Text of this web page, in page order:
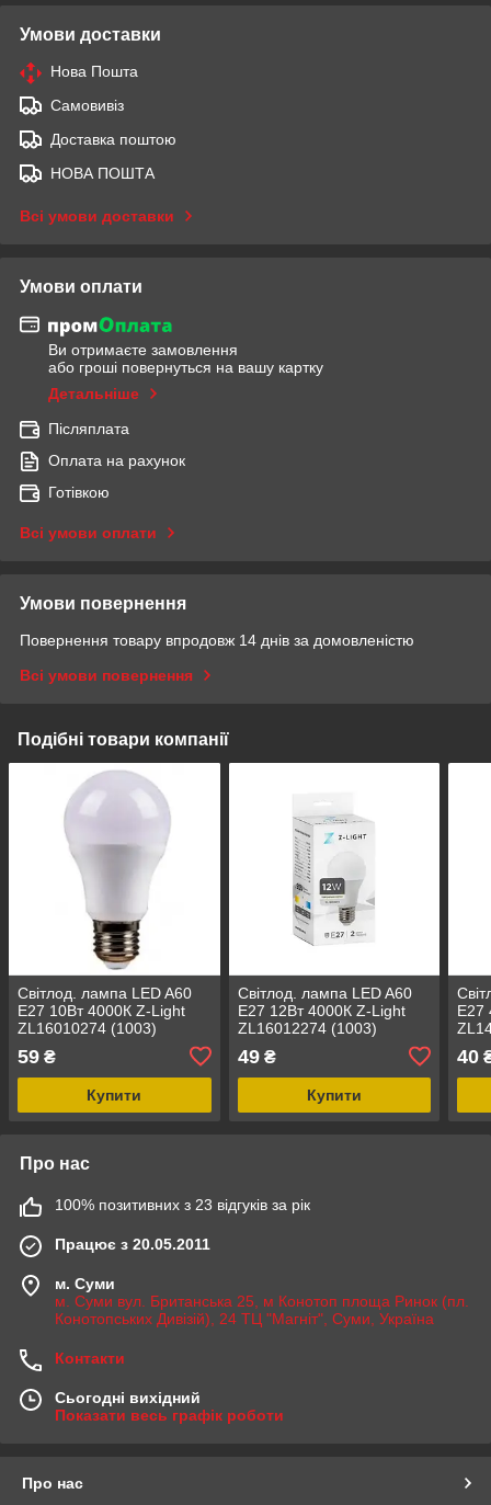
Умови доставки
Нова Пошта
Самовивіз
Доставка поштою
НОВА ПОШТА
Всі умови доставки
Умови оплати
Ви отримаєте замовлення
або гроші повернуться на вашу картку
Детальніше
Післяплата
Оплата на рахунок
Готівкою
Всі умови оплати
Умови повернення
Повернення товару впродовж 14 днів за домовленістю
Всі умови повернення
Подібні товари компанії
Світлод. лампа LED A60
E27 10Вт 4000К Z-Light
ZL16010274 (1003)
59 ₴
Купити
Світлод. лампа LED A60
E27 12Вт 4000К Z-Light
ZL16012274 (1003)
49₴
Купити
E27
40
Про нас
100% позитивних з 23 відгуків за рік
Працює з 20.05.2011
м. Суми
м. Суми вул. Британська 25, м Конотоп площа Ринок (пл.
Конотопських Дивізій), 24 ТЦ "Магніт", Суми, Україна
Контакти
Сьогодні вихідний
Показати весь графік роботи
Про нас